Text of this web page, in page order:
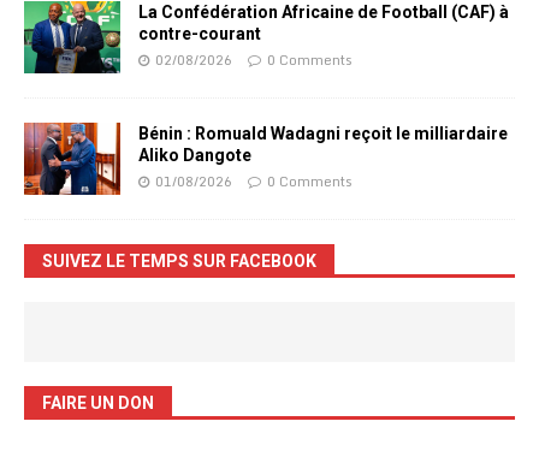
La Confédération Africaine de Football (CAF) à
contre-courant
02/08/2026 0 Comments
Bénin : Romuald Wadagni reçoit le milliardaire
Aliko Dangote
01/08/2026 0 Comments
SUIVEZ LE TEMPS SUR FACEBOOK
FAIRE UN DON